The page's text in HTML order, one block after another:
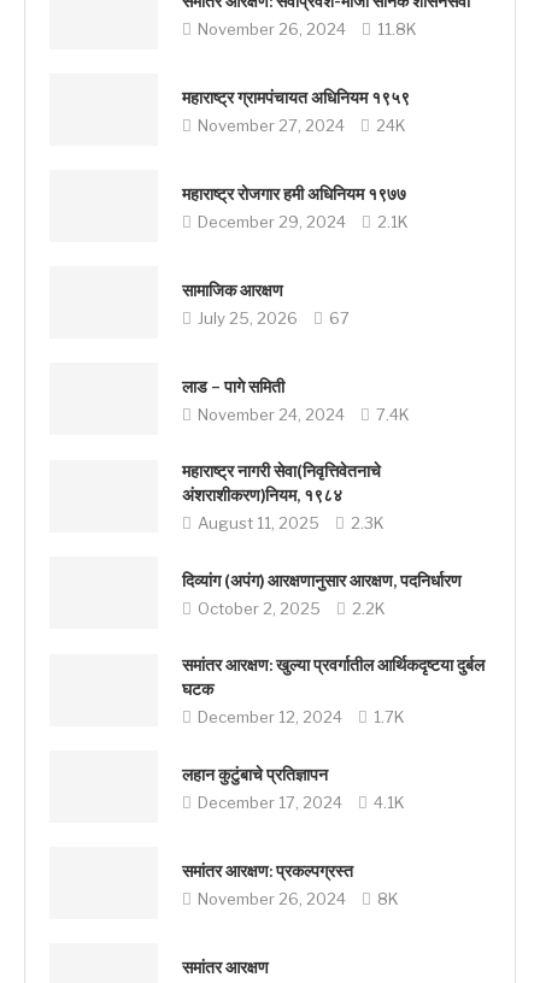
November 26, 2024 11.8K
महाराष्ट्र ग्रामपंचायत अधिनियम १९५९
November 27, 2024 24K
महाराष्ट्र रोजगार हमी अधिनियम १९७७
December 29, 2024 2.1K
सामाजिक आरक्षण
July 25, 2026 67
लाड – पागे समिती
November 24, 2024 7.4K
महाराष्ट्र नागरी सेवा(निवृत्तिवेतनाचे
अंशराशीकरण)नियम, १९८४
August 11, 2025 2.3K
दिव्यांग (अपंग) आरक्षणानुसार आरक्षण, पदनिर्धारण
October 2, 2025 2.2K
समांतर आरक्षण: खुल्या प्रवर्गातील आर्थिकदृष्टया दुर्बल
घटक
December 12, 2024 1.7K
लहान कुटुंबाचे प्रतिज्ञापन
December 17, 2024 4.1K
समांतर आरक्षण: प्रकल्पग्रस्त
November 26, 2024 8K
समांतर आरक्षण